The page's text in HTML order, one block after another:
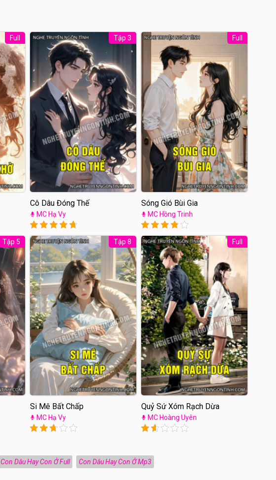
Full
Cô Dâu Đóng Thế
MC Hạ Vy
Tập 3
Sóng Gió Bùi Gia
MC Hồng Trinh
Full
Tập 5
Si Mê Bất Chấp
MC Hạ Vy
Tập 8
Quỷ Sứ Xóm Rạch Dừa
MC Hoàng Uyên
Full
Con Dâu Hay Con Ở Full
Con Dâu Hay Con Ở Mp3